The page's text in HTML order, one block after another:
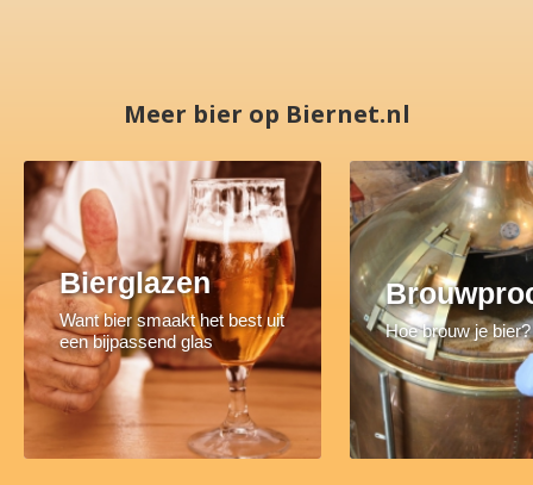
Meer bier op Biernet.nl
Bierglazen
Want bier smaakt het best uit
een bijpassend glas
Hoe brouw je bier?